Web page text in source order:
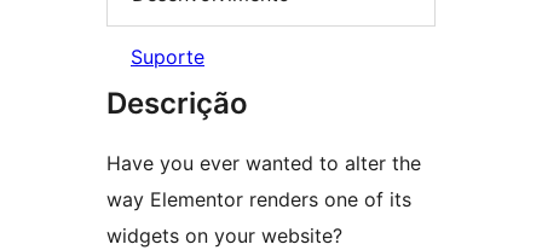
Suporte
Descrição
Have you ever wanted to alter the
way Elementor renders one of its
widgets on your website?